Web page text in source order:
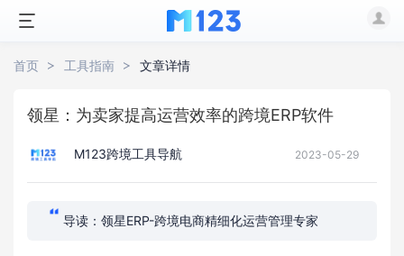
首页 工具指南 文章详情
领星：为卖家提高运营效率的跨境ERP软件
M123跨境工具导航 2023-05-29
导读：领星ERP-跨境电商精细化运营管理专家